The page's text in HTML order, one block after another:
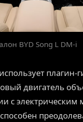
BYD Song L DM-i
двигатель
с электрическим